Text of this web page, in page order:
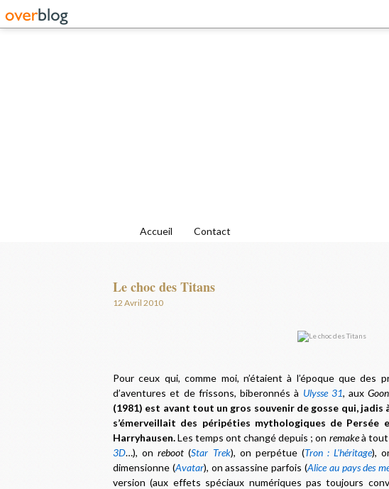
Accueil Contact
Le choc des Titans
12 Avril 2010
Pour ceux qui, comme moi, n’étaient à l’époque que des
d’aventures et de frissons, biberonnés à Ulysse 31, aux
(1981) est avant tout un gros souvenir de gosse qui, jadis
s’émerveillait des péripéties mythologiques de Persée
Harryhausen.Les temps ont changé depuis ; on remakeà tout
3D…), onreboot (Star Trek), on perpétue (Tron : L'héritage),
dimensionne (Avatar), on assassine parfois (Alice au pays des
version (aux effets spéciaux numériques pas toujours